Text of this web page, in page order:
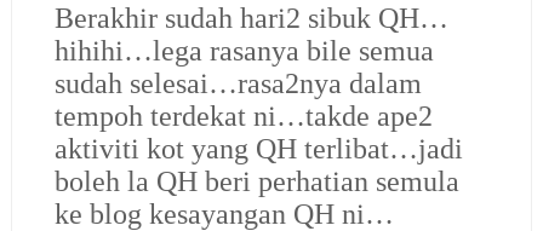
Berakhir sudah hari2 sibuk QH…
hihihi…lega rasanya bile semua
sudah selesai…rasa2nya dalam
tempoh terdekat ni…takde ape2
aktiviti kot yang QH terlibat…jadi
boleh la QH beri perhatian semula
ke blog kesayangan QH ni…